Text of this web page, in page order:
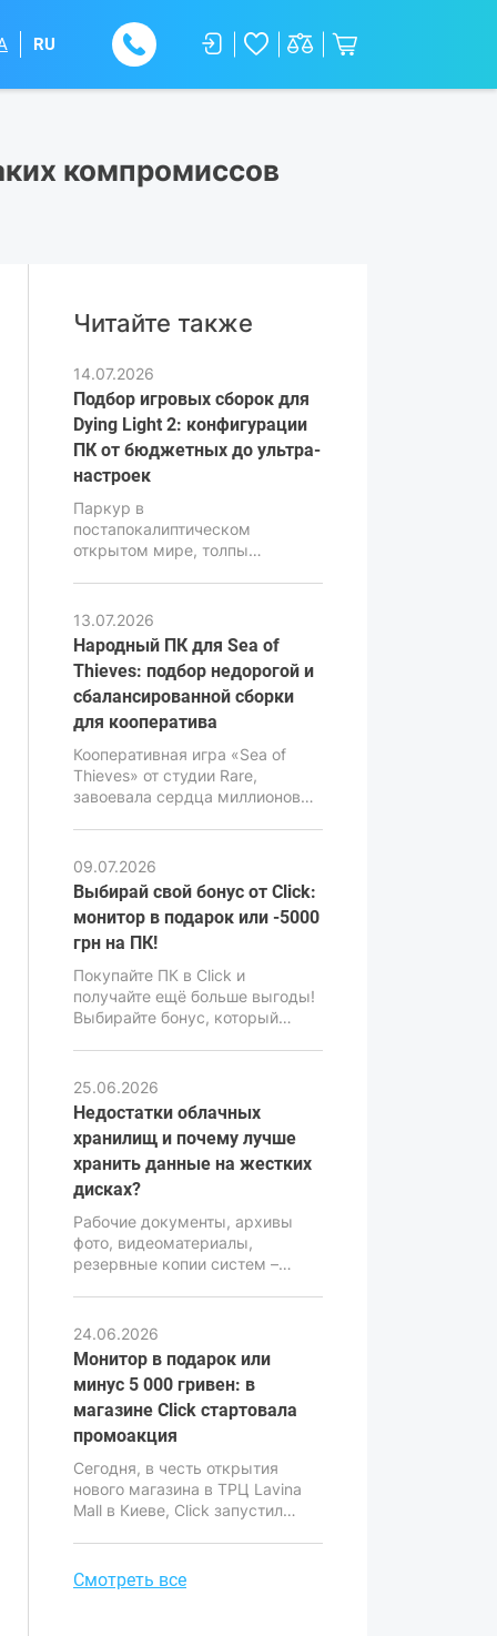
RU
компромиссов
Читайте также
14.07.2026
Подбор игровых сборок для
Dying Light 2: конфигурации
ПК от бюджетных до ультра-
настроек
Паркур в
постапокалиптическом
открытом мире, толпы
что делает Dying Light 2 одной
из самых атмосферных, но в то
же время очень
требовательных экшен-RPG
последних лет. В ее основе
лежит движок C-Engine от
красивую картинку,
продвинутую симуляцию и
реалистичную физику требует
13.07.2026
Народный ПК для Sea of
Thieves: подбор недорогой и
сбалансированной сборки
для кооператива
Кооперативная игра «Sea of
Thieves» от студии Rare,
завоевала сердца миллионов
физикой воды и потрясающим
визуальным стилем. Но за
внешне мультяшной графикой
имеется весьма мощный
движок Unreal Engine 4,
способный нагрузить даже
современные ПК, особенно
бюджетного класса.
09.07.2026
Выбирай свой бонус от Click:
монитор в подарок или -5000
грн на ПК!
Покупайте ПК в Click и
получайте ещё больше выгоды!
Выбирайте бонус, который
на компьютер. Воспользуйтесь
акционным предложением и
сделайте свою покупку ещё
выгоднее.
25.06.2026
Недостатки облачных
хранилищ и почему лучше
хранить данные на жестких
дисках?
Рабочие документы, архивы
фото, видеоматериалы,
резервные копии систем –
Ошибка в выборе хранилища
может привести к потере
информации, серьезным
финансовым и репутационным
последствиям. Именно поэтому
вопрос выбора между
локальными накопителями
стоит особенно остро.
24.06.2026
Монитор в подарок или
минус 5 000 гривен: в
магазине Click стартовала
промоакция
Сегодня, в честь открытия
нового магазина в ТРЦ Lavina
Mall в Киеве, Click запустил
Смотреть все